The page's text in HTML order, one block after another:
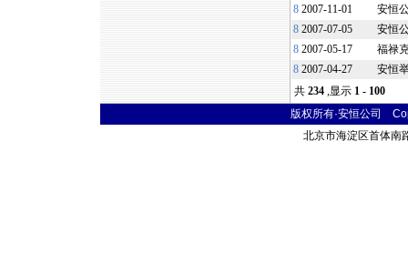
8 2007-11-01
安恒
8 2007-07-05
安恒
8 2007-05-17
福禄
8 2007-04-27
安恒
共 234 ,显示 1 - 100
版权所有·安恒公司
北京市海淀区首体南路9号